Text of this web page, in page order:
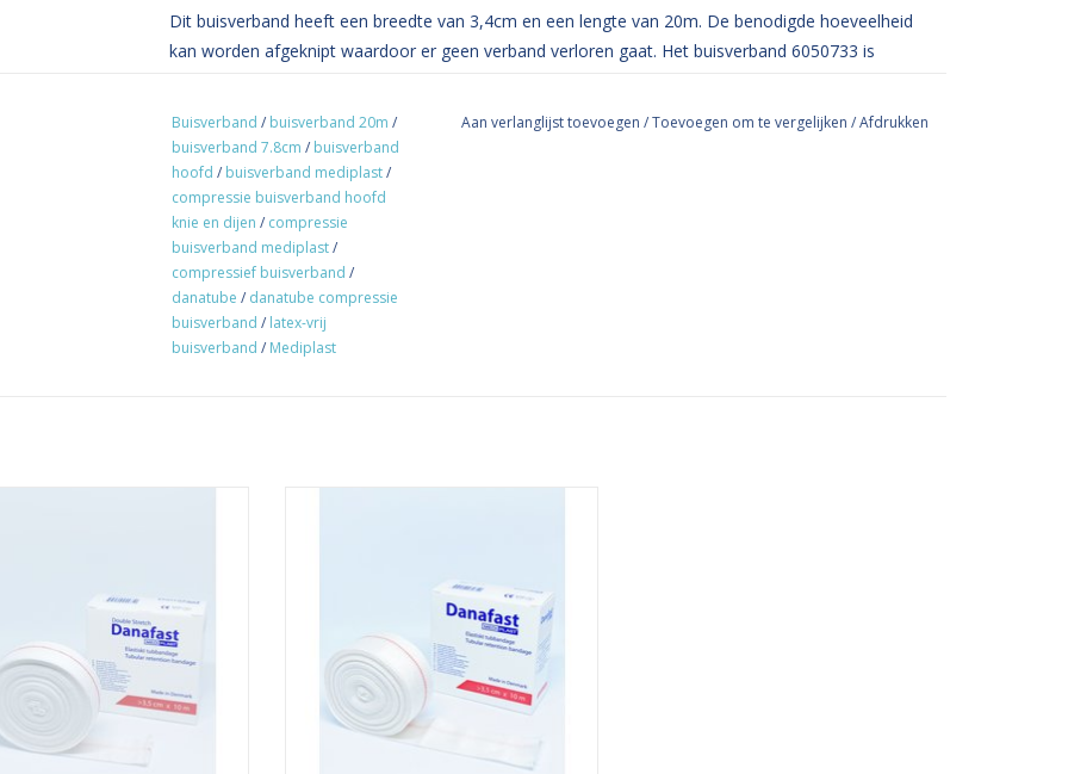
Dit buisverband heeft een breedte van 3,4cm en een lengte van 20m. De benodigde hoeveelheid
kan worden afgeknipt waardoor er geen verband verloren gaat. Het buisverband 6050733 is
Buisverband / buisverband 20m /
buisverband 7.8cm / buisverband
hoofd / buisverband mediplast/
compressie buisverband hoofd
knie en dijen / compressie
buisverband mediplast/
compressief buisverband /
danatube / danatube compressie
buisverband / latex-vrij
buisverband / Mediplast
Aan verlanglijst toevoegen /Toevoegen om te vergelijken /Afdrukken
Ook kan het
gebruikt voor verbandfixatie en
zalftherapie.
AAN WINKELWAGEN
compressiezwachtels. Ook kan het
worden gebruikt voor verbandfixatie en
zalftherapie.
TOEVOEGEN AAN WINKELWAGEN